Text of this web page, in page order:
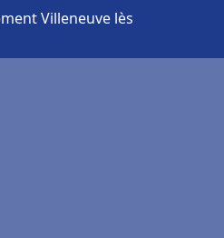
Villeneuve lès